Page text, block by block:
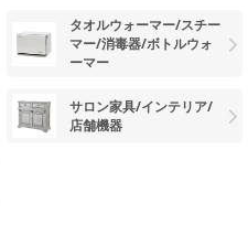
タオルウォーマー/スチー
マー/消毒器/ボトルウォ
ーマー
サロン家具/インテリア/
店舗機器